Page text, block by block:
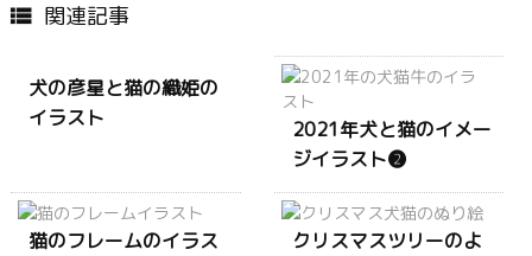
 関連記事
犬の彦星と猫の織姫の
イラスト
2021年犬と猫のイメー
ジイラスト❷
猫のフレームのイラス
クリスマスツリーのよ